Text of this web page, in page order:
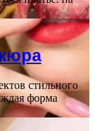
стильного
форма